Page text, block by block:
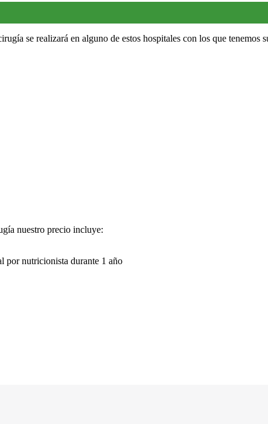
se realizará en alguno de estos hospitales con los que tenemos
nuestro precio incluye:
por nutricionista durante 1 año